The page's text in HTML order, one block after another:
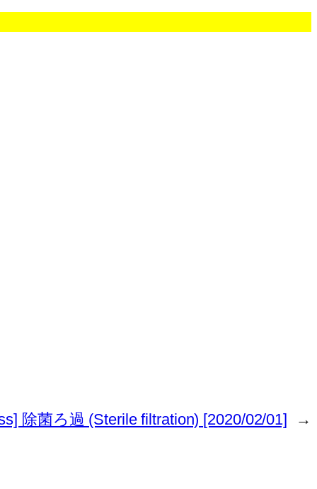
除菌ろ過 (Sterile filtration) [2020/02/01] →